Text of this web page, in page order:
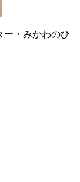
ー・みかわのひ